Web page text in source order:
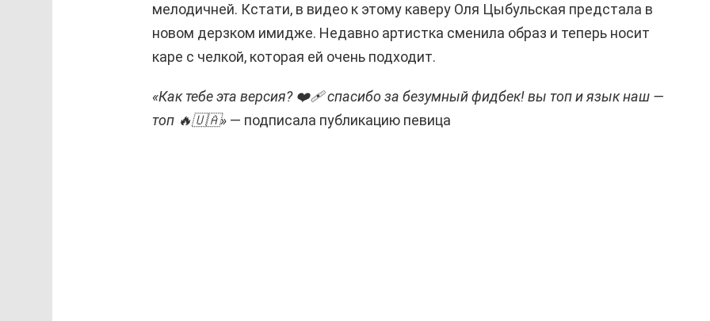
мелодичней. Кстати, в видео к этому каверу Оля Цыбульская предстала в
новом дерзком имидже. Недавно артистка сменила образ и теперь носит
каре с челкой, которая ей очень подходит.
«Как тебе эта версия? ❤️‍🩹 спасибо за безумный фидбек!вы топ и язык наш —
топ 🔥🇺🇦» — подписала публикацию певица